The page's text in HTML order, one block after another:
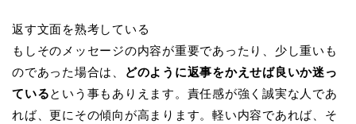
返す文面を熟考している
もしそのメッセージの内容が重要であったり、少し重いも
のであった場合は、
どのように返事をかえせば良いか迷っ
ているという事もありえます。責任感が強く誠実な人であ
れば、更にその傾向が高まります。軽い内容であれば、そ